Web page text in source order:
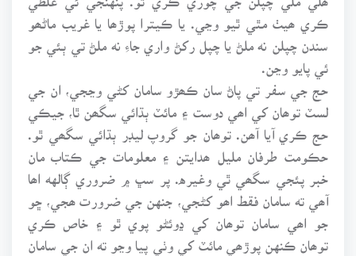
ڪري ھيٺ مٿي ٿيو وڃي. يا ڪيترا پوڙھا يا غريب ماڻھو
سندن چپلن نه ملڻ يا چپل رکڻ واري جاءِ نه ملڻ تي ٻئي جو
ئي پايو وڃن.
حج جي سفر تي پاڻ سان ڪھڙو سامان کڻي وڃجي، ان جي
لسٽ توھان کي اھي دوست ۽ مائٽ ٻڌائي سگھن ٿا، جيڪي
حج ڪري آيا آھن. توھان جو گروپ ليڊر ٻڌائي سگھي ٿو.
حڪومت طرفان مليل ھدايتن ۽ معلومات جي ڪتاب مان
خبر پئجي سگھي ٿي وغيره. پر سڀ ۾ ضروري ڳالهه اھا
آھي ته سامان فقط اھو کڻجي، جنهن جي ضرورت ھجي، ڇو
جو اھي سامان توھان کي ڍوئڻو پوي ٿو ۽ خاص ڪري
توھان ڪنهن پوڙھي مائٽ کي وٺي پيا وڃو ته ان جي سامان